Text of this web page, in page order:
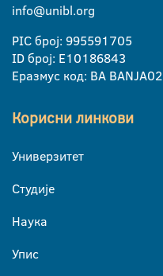
info@unibl.org
PIC број: 995591705
ID број: E10186843
Еразмус код: BA BANJA02
Корисни линкови
Универзитет
Студије
Наука
Упис